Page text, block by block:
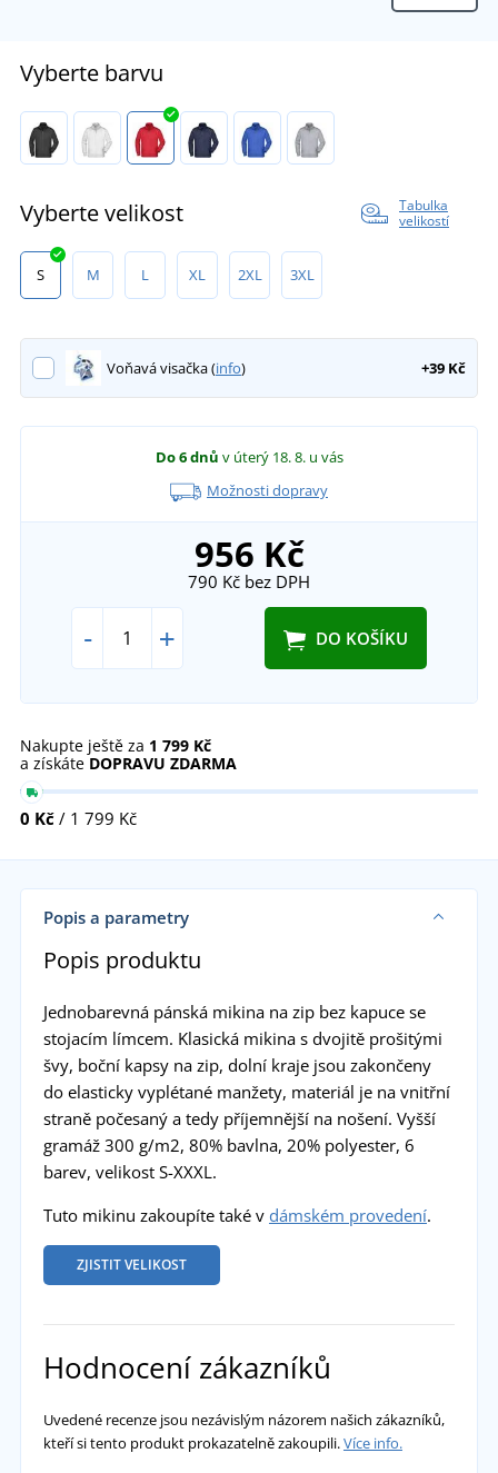
Vyberte barvu
Vyberte velikost
Tabulka
velikostí
S M L XL 2XL 3XL
Voňavá visačka (info) +39 Kč
Do 6 dnů v úterý 18. 8. u vás
Možnosti dopravy
956 Kč
790 Kč bez DPH
- + DO KOŠÍKU
Nakupte ještě za 1 799 Kč
a získáte DOPRAVU ZDARMA
0 Kč / 1 799 Kč
Popis a parametry
Popis produktu
Jednobarevná pánská mikina na zip bez kapuce se
stojacím límcem. Klasická mikina s dvojitě prošitými
švy, boční kapsy na zip, dolní kraje jsou zakončeny
do elasticky vyplétané manžety, materiál je na vnitřní
straně počesaný a tedy příjemnější na nošení. Vyšší
gramáž 300 g/m2, 80% bavlna, 20% polyester, 6
barev, velikost S-XXXL.
Tuto mikinu zakoupíte také v dámském provedení.
ZJISTIT VELIKOST
Hodnocení zákazníků
Uvedené recenze jsou nezávislým názorem našich zákazníků,
kteří si tento produkt prokazatelně zakoupili.Více info.